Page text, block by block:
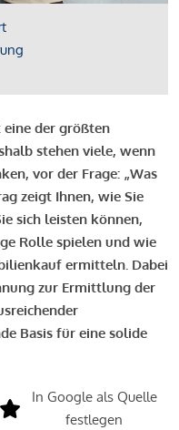
der größten
stehen viele, wenn
vor der Frage: „Was
zeigt Ihnen, wie Sie
sich leisten können,
Rolle spielen und wie
ermitteln. Dabei
zur Ermittlung der
Basis für eine solide
In Google als Quelle
festlegen